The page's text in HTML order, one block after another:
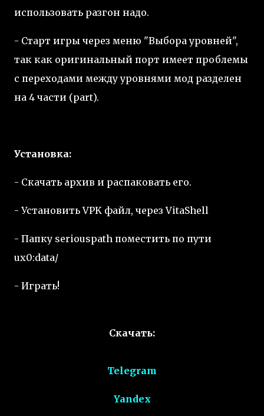
использовать разгон надо.
- Старт игры через меню "Выбора уровней",
так как оригинальный порт имеет проблемы
с переходами между уровнями мод разделен
на 4 части (part).
Установка:
- Скачать архив и распаковать его.
- Установить VPK файл, через VitaShell
- Папку seriouspath поместить по пути
ux0:data/
- Играть!
Скачать:
Telegram
Yandex